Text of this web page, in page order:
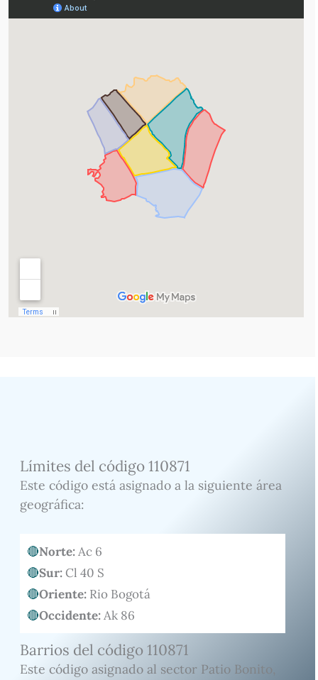
Límites del código 110871
Este código está asignado a la siguiente área
geográfica:
Norte:Ac 6
Sur:Cl 40 S
Oriente: Rio Bogotá
Occidente:Ak 86
Barrios del código 110871
Este código asignado al sector Patio Bonito,